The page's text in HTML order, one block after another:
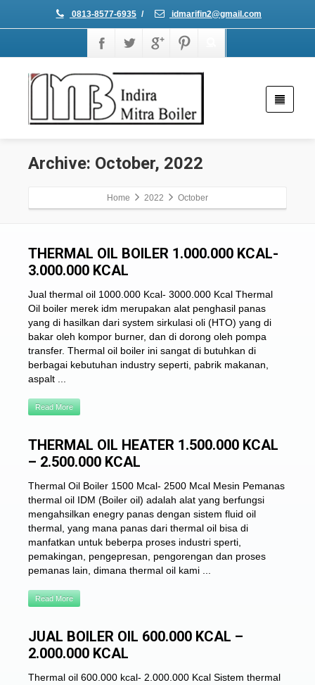
0813-8577-6935 / idmarifin2@gmail.com
Archive: October, 2022
Home 2022 October
THERMAL OIL BOILER 1.000.000 KCAL-
3.000.000 KCAL
Jual thermal oil 1000.000 Kcal- 3000.000 Kcal Thermal
Oil boiler merek idm merupakan alat penghasil panas
yang di hasilkan dari system sirkulasi oli (HTO) yang di
bakar oleh kompor burner, dan di dorong oleh pompa
transfer. Thermal oil boiler ini sangat di butuhkan di
berbagai kebutuhan industry seperti, pabrik makanan,
aspalt ...
Read More
THERMAL OIL HEATER 1.500.000 KCAL
– 2.500.000 KCAL
Thermal Oil Boiler 1500 Mcal- 2500 Mcal Mesin Pemanas
thermal oil IDM (Boiler oil) adalah alat yang berfungsi
mengahsilkan enegry panas dengan sistem fluid oil
thermal, yang mana panas dari thermal oil bisa di
manfatkan untuk beberpa proses industri sperti,
pemakingan, pengepresan, pengorengan dan proses
pemanas lain, dimana thermal oil kami ...
Read More
JUAL BOILER OIL 600.000 KCAL –
2.000.000 KCAL
Thermal oil 600.000 kcal- 2.000.000 Kcal Sistem thermal